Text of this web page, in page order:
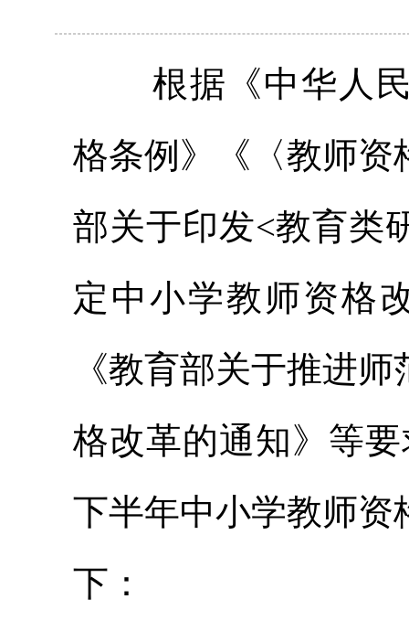
根据《中华人
格条例》《〈教师资
部关于印发<教育类
定中小学教师资格
《教育部关于推进
格改革的通知》等
下半年中小学教师资
下：